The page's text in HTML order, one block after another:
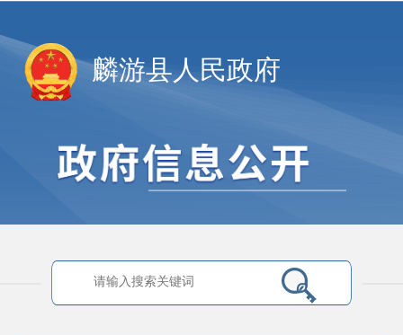
麟游县人民政府